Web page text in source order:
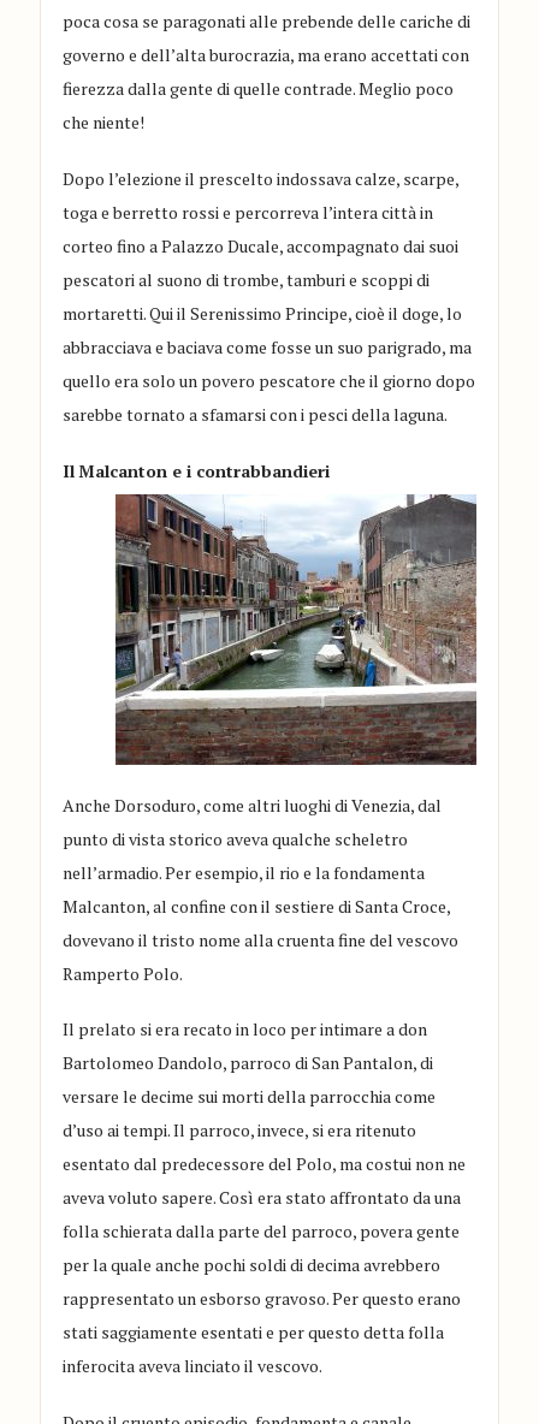
poca cosa se paragonati alle prebende delle cariche di
governo e dell’alta burocrazia, ma erano accettati con
fierezza dalla gente di quelle contrade. Meglio poco
che niente!
Dopo l’elezione il prescelto indossava calze, scarpe,
toga e berretto rossi e percorreva l’intera città in
corteo fino a Palazzo Ducale, accompagnato dai suoi
pescatori al suono di trombe, tamburi e scoppi di
mortaretti. Qui il Serenissimo Principe, cioè il doge, lo
abbracciava e baciava come fosse un suo parigrado, ma
quello era solo un povero pescatore che il giorno dopo
sarebbe tornato a sfamarsi con i pesci della laguna.
Il Malcanton e i contrabbandieri
Anche Dorsoduro, come altri luoghi di Venezia, dal
punto di vista storico aveva qualche scheletro
nell’armadio. Per esempio, il rio e la fondamenta
Malcanton, al confine con il sestiere di Santa Croce,
dovevano il tristo nome alla cruenta fine del vescovo
Ramperto Polo.
Il prelato si era recato in loco per intimare a don
Bartolomeo Dandolo, parroco di San Pantalon, di
versare le decime sui morti della parrocchia come
d’uso ai tempi. Il parroco, invece, si era ritenuto
esentato dal predecessore del Polo, ma costui non ne
aveva voluto sapere. Così era stato affrontato da una
folla schierata dalla parte del parroco, povera gente
per la quale anche pochi soldi di decima avrebbero
rappresentato un esborso gravoso. Per questo erano
stati saggiamente esentati e per questo detta folla
inferocita aveva linciato il vescovo.